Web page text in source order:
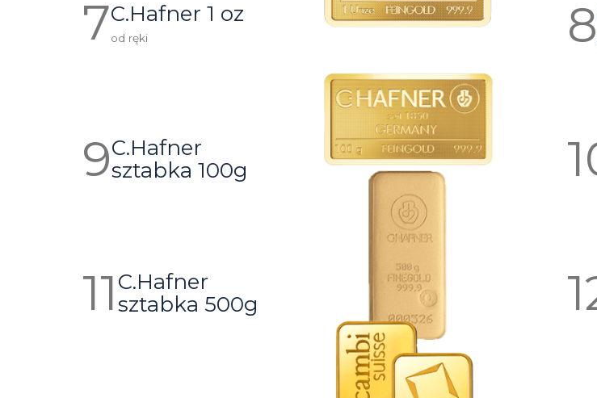
C.Hafner 1 oz
od ręki
C.Hafner
sztabka 100g
C.Hafner
sztabka 500g